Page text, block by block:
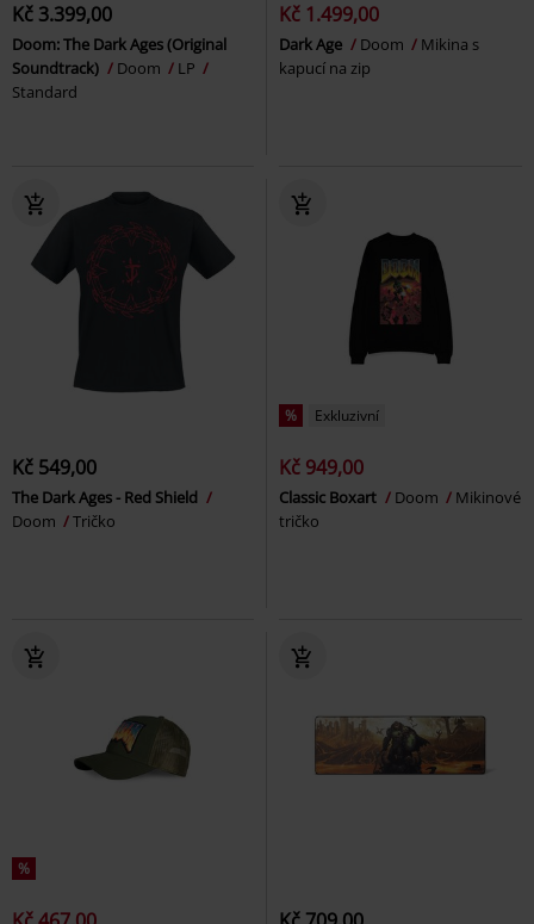
Kč 3.399,00
Doom: The Dark Ages (Original
Soundtrack)
Doom
LP
Standard
Kč 1.499,00
Dark Age Doom
Mikina s
kapucí na zip
Kč 549,00
The Dark Ages - Red Shield
Doom
Tričko
% Exkluzivní
Kč 949,00
Classic Boxart Doom
Mikinové
tričko
%